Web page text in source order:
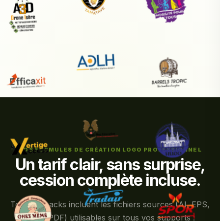
NOS FORMULES DE CRÉATION LOGO PROFESSIONNEL
Un tarif clair, sans surprise,
cession complète incluse.
Tous les packs incluent les fichiers sources (AI, EPS,
PNG, PDF) utilisables sur tous vos supports :